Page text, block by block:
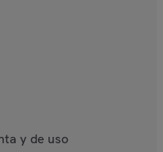
y de uso